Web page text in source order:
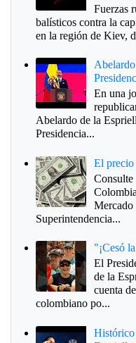
Fuerzas
balísticos contra la
en la región de Kiev,
En una
Abelardo de la
Presidencia...
El
Superintendencia...
"¡Cesó
El
de la
cuenta
colombiano po...
Histórico